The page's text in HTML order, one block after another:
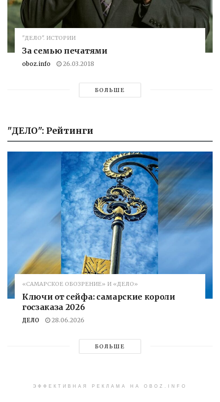
"ДЕЛО". ИСТОРИИ
За семью печатями
oboz.info 26.03.2018
БОЛЬШЕ
"ДЕЛО": Рейтинги
«САМАРСКОЕ ОБОЗРЕНИЕ» И «ДЕЛО»
Ключи от сейфа: самарские короли
госзаказа 2026
ДЕЛО 28.06.2026
БОЛЬШЕ
ЭФФЕКТИВНАЯ РЕКЛАМА НА OBOZ.INFO